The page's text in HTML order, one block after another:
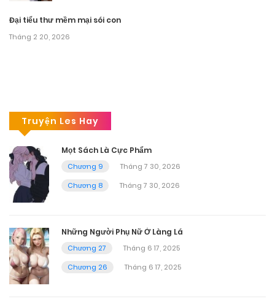
Đại tiểu thư mềm mại sói con
Tháng 2 20, 2026
Truyện Les Hay
Mọt Sách Là Cực Phẩm
Chương 9
Tháng 7 30, 2026
Chương 8
Tháng 7 30, 2026
Những Người Phụ Nữ Ở Làng Lá
Chương 27
Tháng 6 17, 2025
Chương 26
Tháng 6 17, 2025